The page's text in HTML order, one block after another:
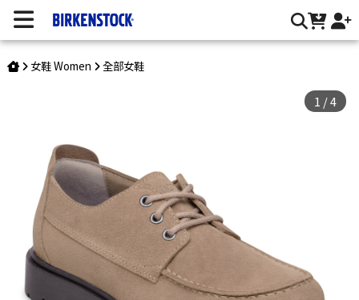
Highwood Moc Low/反毛皮 | 台灣勃肯官方網站
女鞋 Women 全部女鞋
1 /4